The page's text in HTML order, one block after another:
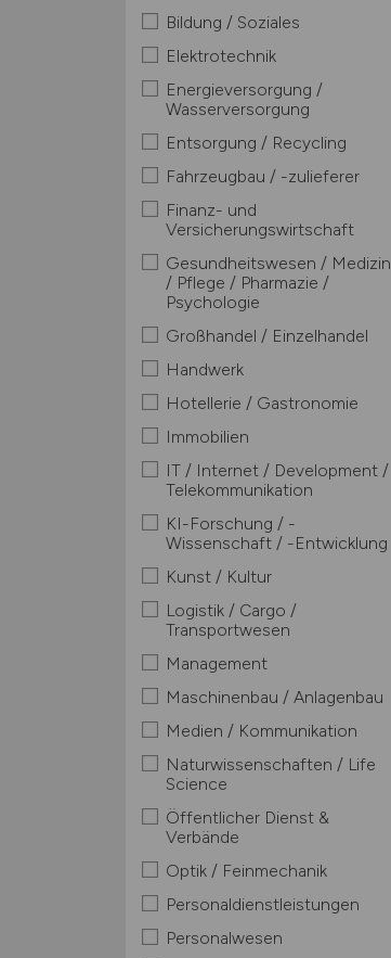
Bildung / Soziales
Elektrotechnik
Energieversorgung /
Wasserversorgung
Entsorgung / Recycling
Fahrzeugbau / -zulieferer
Finanz- und
Versicherungswirtschaft
Gesundheitswesen / Medizin
/ Pflege / Pharmazie /
Psychologie
Großhandel / Einzelhandel
Handwerk
Hotellerie / Gastronomie
Immobilien
IT / Internet / Development /
Telekommunikation
KI-Forschung / -
Wissenschaft / -Entwicklung
Kunst / Kultur
Logistik / Cargo /
Transportwesen
Management
Maschinenbau / Anlagenbau
Medien / Kommunikation
Naturwissenschaften / Life
Science
Öffentlicher Dienst &
Verbände
Optik / Feinmechanik
Personaldienstleistungen
Personalwesen